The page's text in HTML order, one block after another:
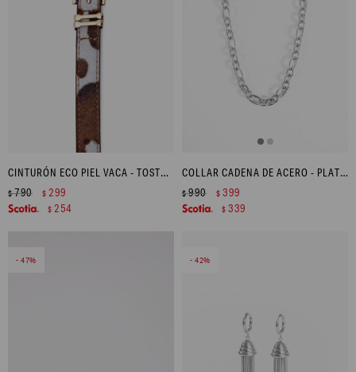
CINTURÓN ECO PIEL VACA - TOSTADO
$790 $ 299
$ 254
COLLAR CADENA DE ACERO - PLATEADO
$990 $ 399
$ 339
47 42